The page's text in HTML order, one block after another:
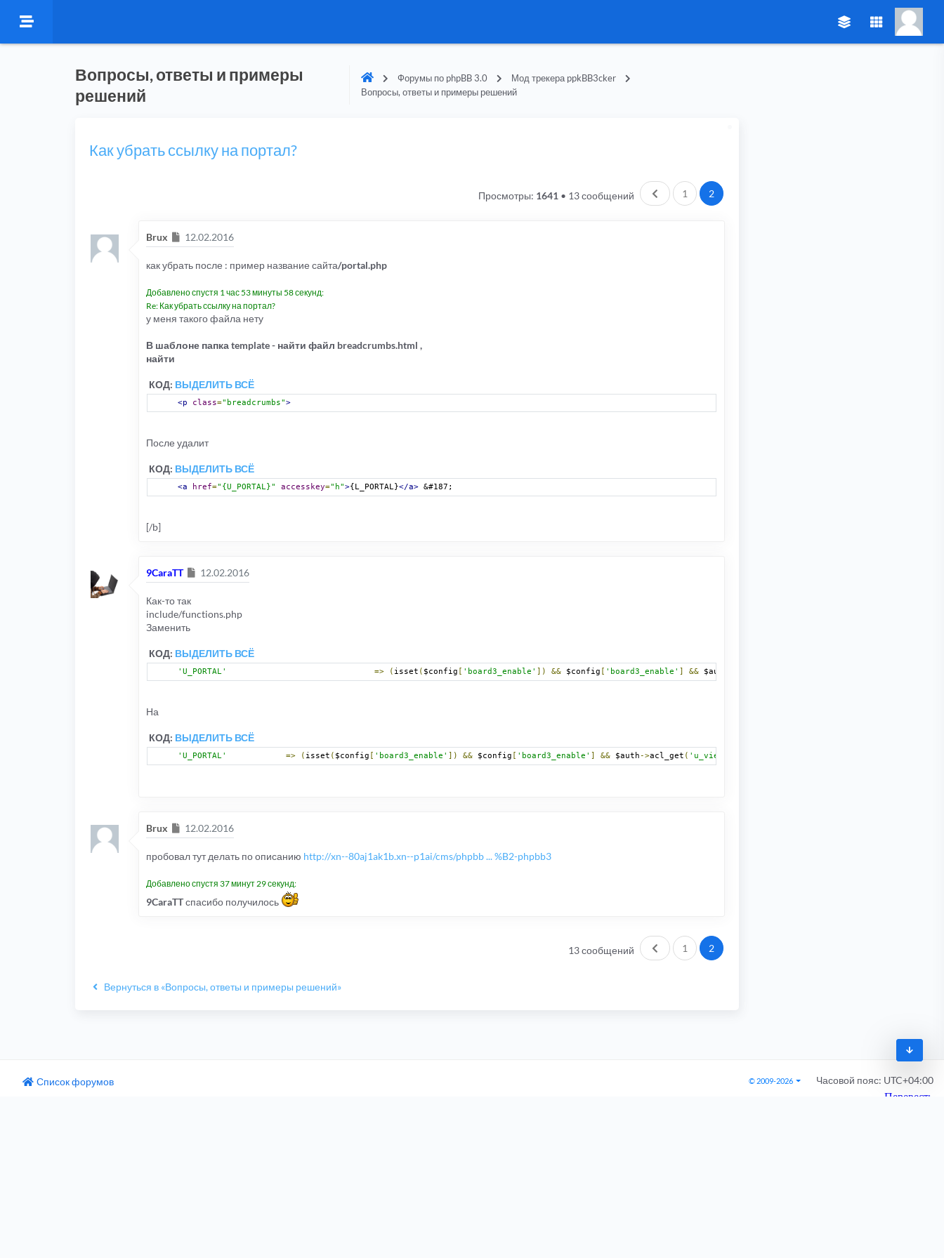
Вопросы, ответы и примеры
решений
Форумы по phpBB 3.0
Мод трекера ppkBB3cker
Вопросы, ответы и примеры решений
Как убрать ссылку на портал?
13 сообщений Пред.
1 2
Просмотры: 1641 •
Brux Сообщение
12.02.2016
как убрать после : пример название сайта/portal.php
Добавлено спустя 1 час 53 минуты 58 секунд:
Re: Как убрать ссылку на портал?
у меня такого файла нету
В шаблоне папка template - найти файл breadcrumbs.html ,
найти
КОД: ВЫДЕЛИТЬ ВСЁ
<p class="breadcrumbs">
После удалит
КОД: ВЫДЕЛИТЬ ВСЁ
<a href="{U_PORTAL}" accesskey="h">{L_PORTAL}</a> &#187;
[/b]
9CaraTT Сообщение
12.02.2016
Как-то так
include/functions.php
Заменить
КОД: ВЫДЕЛИТЬ ВСЁ
'U_PORTAL' => ( isset ( $config [ 'board3_enable' ]) && $config [ 'board3_enable' ] && $auth
На
КОД: ВЫДЕЛИТЬ ВСЁ
'U_PORTAL' => ( isset ( $config [ 'board3_enable' ]) && $config [ 'board3_enable' ] && $auth->acl_get ( 'u_view_portal'
Brux Сообщение
12.02.2016
пробовал тут делать по описанию http://xn--80aj1ak1b.xn--p1ai/cms/phpbb ... %B2-phpbb3
Добавлено спустя 37 минут 29 секунд:
9CaraTTспасибо получилось
13 сообщений Пред.
1 2
Вернуться в «Вопросы, ответы и примеры решений»
Список форумов © 2009-2026 Часовой пояс: UTC+04:00